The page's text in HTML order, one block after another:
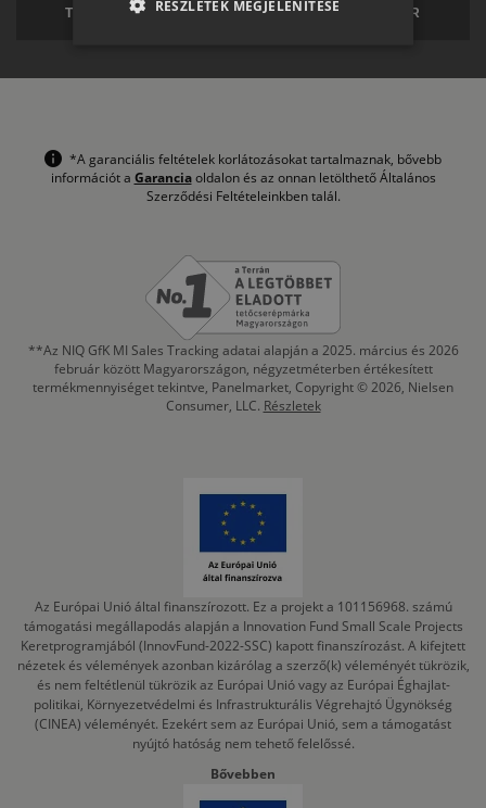
TERRÁN TÉRKŐ TERRÁN SOLAR
*A garanciális feltételek korlátozásokat tartalmaznak, bővebb
információt a Garanciaoldalon és az onnan letölthető Általános
Szerződési Feltételeinkben talál.
**Az NIQ GfK MI Sales Tracking adatai alapján a 2025. március és 2026
február között Magyarországon, négyzetméterben értékesített
termékmennyiséget tekintve, Panelmarket, Copyright © 2026, Nielsen
Consumer, LLC. Részletek
Az Európai Unió által finanszírozott. Ez a projekt a 101156968. számú
támogatási megállapodás alapján a Innovation Fund Small Scale Projects
Keretprogramjából (InnovFund-2022-SSC) kapott finanszírozást. A kifejtett
nézetek és vélemények azonban kizárólag a szerző(k) véleményét tükrözik,
és nem feltétlenül tükrözik az Európai Unió vagy az Európai Éghajlat-
politikai, Környezetvédelmi és Infrastrukturális Végrehajtó Ügynökség
(CINEA) véleményét. Ezekért sem az Európai Unió, sem a támogatást
nyújtó hatóság nem tehető felelőssé.
Bővebben
RÉSZLETEK MEGJELENÍTÉSE